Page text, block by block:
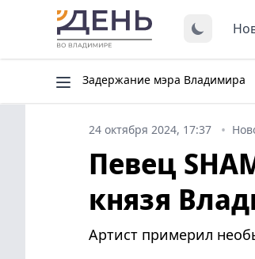
Задержание мэра Владимира
24 октября 2024, 17:37
Певец
князя
Артист примерил